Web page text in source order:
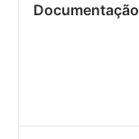
Documentação